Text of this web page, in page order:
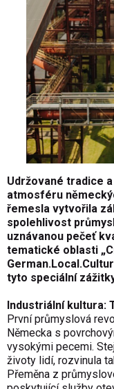
Udržované tradice
atmosféru
řemesla vytvořila
spolehlivost
uznávanou pečeť
tematické oblasti
tyto speciální
Industriální kultura:
První průmyslová
Německa s
vysokými pecemi.
životy lidí, rozvinula
Přeměna z